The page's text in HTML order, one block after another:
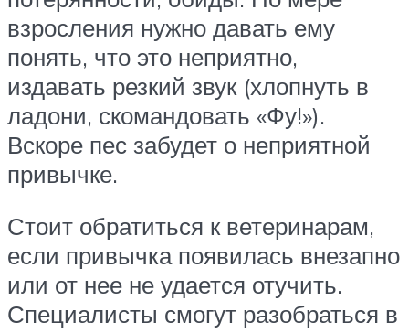
взросления нужно давать ему
понять, что это неприятно,
издавать резкий звук (хлопнуть в
ладони, скомандовать «Фу!»).
Вскоре пес забудет о неприятной
привычке.
Стоит обратиться к ветеринарам,
если привычка появилась внезапно
или от нее не удается отучить.
Специалисты смогут разобраться в